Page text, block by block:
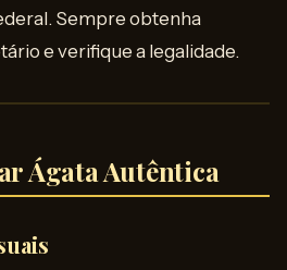
Sempre obtenha
e verifique a legalidade.
Ágata Autêntica